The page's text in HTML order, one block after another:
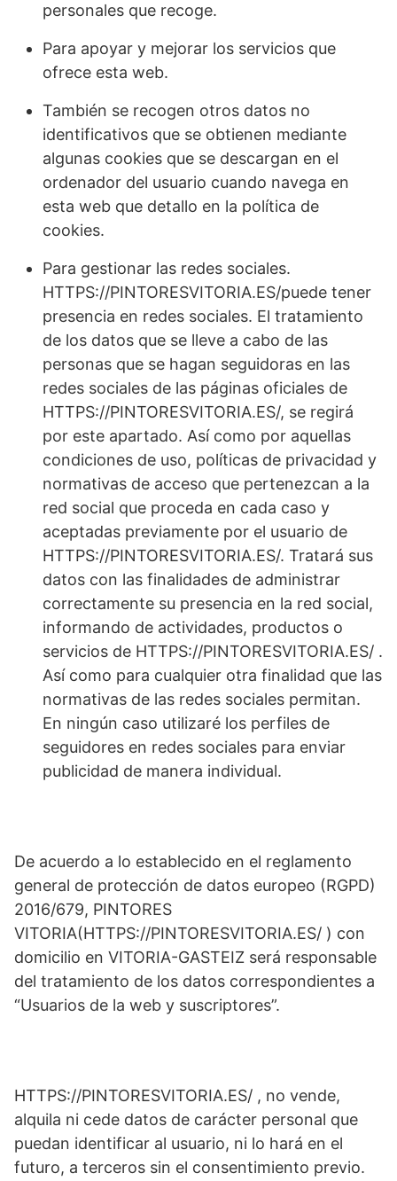
personales que recoge.
Para apoyar y mejorar los servicios que
ofrece esta web.
También se recogen otros datos no
identificativos que se obtienen mediante
algunas cookies que se descargan en el
ordenador del usuario cuando navega en
esta web que detallo en la política de
cookies.
Para gestionar las redes sociales.
HTTPS://PINTORESVITORIA.ES/puede tener
presencia en redes sociales. El tratamiento
de los datos que se lleve a cabo de las
personas que se hagan seguidoras en las
redes sociales de las páginas oficiales de
HTTPS://PINTORESVITORIA.ES/, se regirá
por este apartado. Así como por aquellas
condiciones de uso, políticas de privacidad y
normativas de acceso que pertenezcan a la
red social que proceda en cada caso y
aceptadas previamente por el usuario de
HTTPS://PINTORESVITORIA.ES/. Tratará sus
datos con las finalidades de administrar
correctamente su presencia en la red social,
informando de actividades, productos o
servicios de HTTPS://PINTORESVITORIA.ES/ .
Así como para cualquier otra finalidad que las
normativas de las redes sociales permitan.
En ningún caso utilizaré los perfiles de
seguidores en redes sociales para enviar
publicidad de manera individual.
De acuerdo a lo establecido en el reglamento
general de protección de datos europeo (RGPD)
2016/679, PINTORES
VITORIA(HTTPS://PINTORESVITORIA.ES/ ) con
domicilio en VITORIA-GASTEIZ será responsable
del tratamiento de los datos correspondientes a
“Usuarios de la web y suscriptores”.
HTTPS://PINTORESVITORIA.ES/ , no vende,
alquila ni cede datos de carácter personal que
puedan identificar al usuario, ni lo hará en el
futuro, a terceros sin el consentimiento previo.